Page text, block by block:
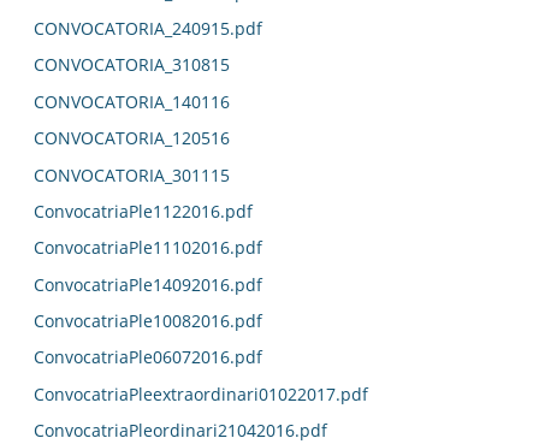
CONVOCATORIA_240915.pdf
CONVOCATORIA_310815
CONVOCATORIA_140116
CONVOCATORIA_120516
CONVOCATORIA_301115
ConvocatriaPle1122016.pdf
ConvocatriaPle11102016.pdf
ConvocatriaPle14092016.pdf
ConvocatriaPle10082016.pdf
ConvocatriaPle06072016.pdf
ConvocatriaPleextraordinari01022017.pdf
ConvocatriaPleordinari21042016.pdf